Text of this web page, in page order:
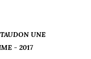
UNE
- 2017